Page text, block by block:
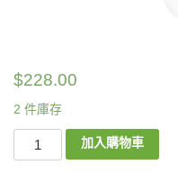
$228.00
2 件庫存
加入購物車